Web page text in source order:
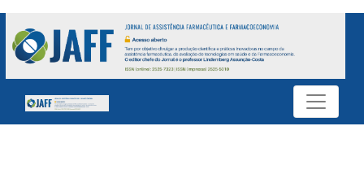
Caracterização dos respondentes dos formulários de